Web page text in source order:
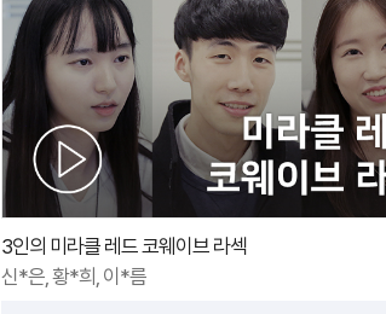
3인의 미라클 레드 코웨이브 라섹
신*은, 황*희, 이*름